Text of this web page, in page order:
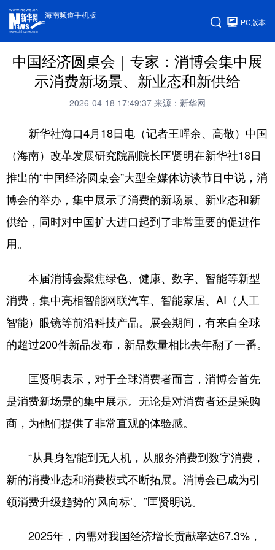
海南频道手机版
PC版本
中国经济圆桌会｜专家：消博会集中展
示消费新场景、新业态和新供给
2026-04-18 17:49:37 来源：新华网
新华社海口4月18日电（记者王晖余、高敬）中国
（海南）改革发展研究院副院长匡贤明在新华社18日
推出的“中国经济圆桌会”大型全媒体访谈节目中说，消
博会的举办，集中展示了消费的新场景、新业态和新
供给，同时对中国扩大进口起到了非常重要的促进作
用。
本届消博会聚焦绿色、健康、数字、智能等新型
消费，集中亮相智能网联汽车、智能家居、AI（人工
智能）眼镜等前沿科技产品。展会期间，有来自全球
的超过200件新品发布，新品数量相比去年翻了一番。
匡贤明表示，对于全球消费者而言，消博会首先
是消费新场景的集中展示。无论是对消费者还是采购
商，为他们提供了非常直观的体验感。
“从具身智能到无人机，从服务消费到数字消费，
新的消费业态和消费模式不断拓展。消博会已成为引
领消费升级趋势的‘风向标’。”匡贤明说。
2025年，内需对我国经济增长贡献率达67.3%，